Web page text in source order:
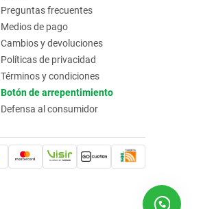
Preguntas frecuentes
Medios de pago
Cambios y devoluciones
Políticas de privacidad
Términos y condiciones
Botón de arrepentimiento
Defensa al consumidor